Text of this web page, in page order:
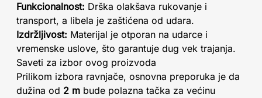
Funkcionalnost: Drška olakšava rukovanje i
transport, a libela je zaštićena od udara.
Izdržljivost: Materijal je otporan na udarce i
vremenske uslove, što garantuje dug vek trajanja.
Saveti za izbor ovog proizvoda
Prilikom izbora ravnjače, osnovna preporuka je da
dužina od 2 m bude polazna tačka za većinu